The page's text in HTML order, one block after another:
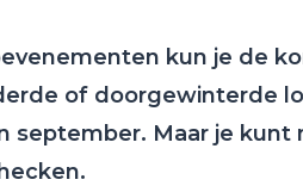
kun je de
of doorgewinterde
september. Maar je